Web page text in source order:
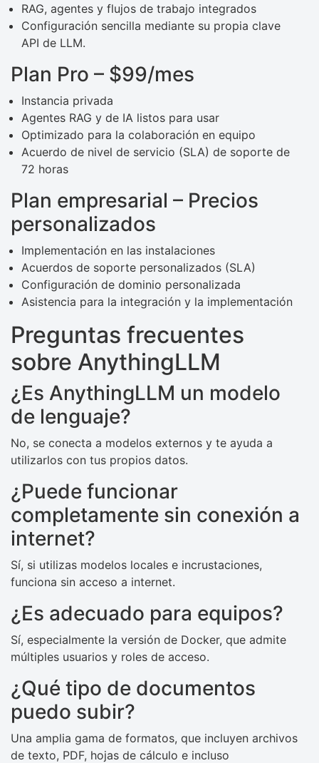
RAG, agentes y flujos de trabajo integrados
Configuración sencilla mediante su propia clave
API de LLM.
Plan Pro – $99/mes
Instancia privada
Agentes RAG y de IA listos para usar
Optimizado para la colaboración en equipo
Acuerdo de nivel de servicio (SLA) de soporte de
72 horas
Plan empresarial – Precios
personalizados
Implementación en las instalaciones
Acuerdos de soporte personalizados (SLA)
Configuración de dominio personalizada
Asistencia para la integración y la implementación
Preguntas frecuentes
sobre AnythingLLM
¿Es AnythingLLM un modelo
de lenguaje?
No, se conecta a modelos externos y te ayuda a
utilizarlos con tus propios datos.
¿Puede funcionar
completamente sin conexión a
internet?
Sí, si utilizas modelos locales e incrustaciones,
funciona sin acceso a internet.
¿Es adecuado para equipos?
Sí, especialmente la versión de Docker, que admite
múltiples usuarios y roles de acceso.
¿Qué tipo de documentos
puedo subir?
Una amplia gama de formatos, que incluyen archivos
de texto, PDF, hojas de cálculo e incluso